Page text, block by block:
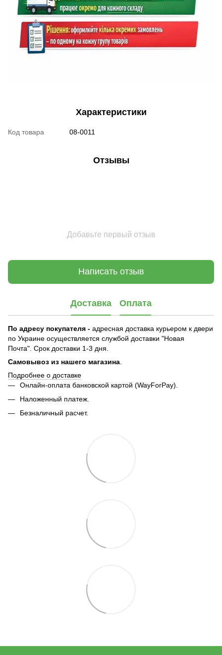
Характеристики
Код товара 08-0011
Отзывы
Добавьте первый отзыв
Написать отзыв
Доставка Оплата
По адресу покупателя - адресная доставка курьером к двери
по Украине осуществляется службой доставки "Новая
Почта". Срок доставки 1-3 дня.
Самовывоз из нашего магазина
Подробнее о доставке
Онлайн-оплата банковской картой (WayForPay).
Наложенный платеж.
Безналичный расчет.